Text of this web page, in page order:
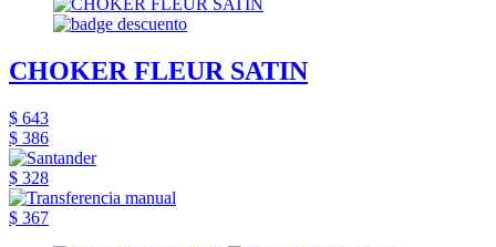
CHOKER FLEUR SATIN
$ 643
$ 386
$ 328
$ 367